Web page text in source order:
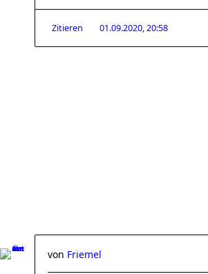
Zitieren 01.09.2020, 20:58
von Friemel